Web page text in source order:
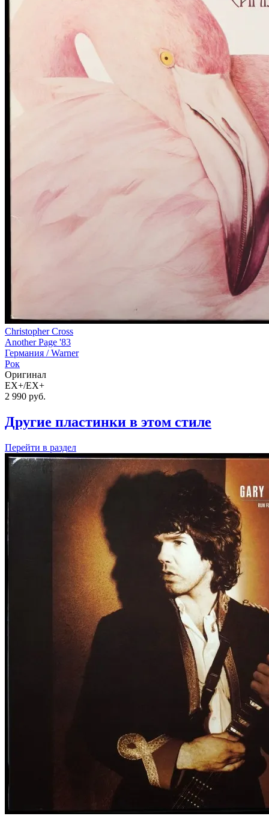
Christopher Cross
Another Page '83
Германия /Warner
Рок
Оригинал
EX+/EX+
2 990 руб.
Другие пластинки в этом стиле
Перейти в раздел